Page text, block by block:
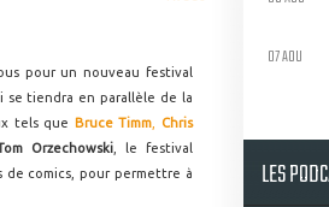
pour un nouveau festival
se tiendra en parallèle de la
tels que Bruce Timm ,Chris
Orzechowski , le festival
comics, pour permettre à
07 AOU
LES